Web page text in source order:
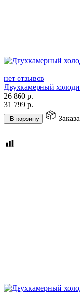
нет отзывов
Двухкамерный
26 860 р.
31 799 р.
В корзину